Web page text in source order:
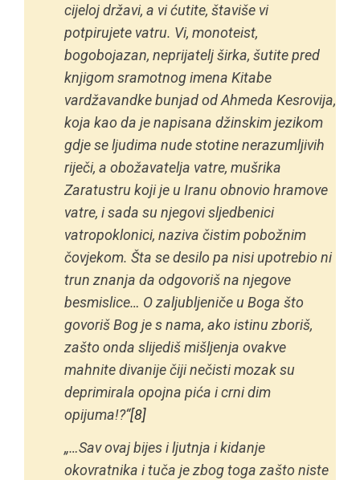
cijeloj državi, a vi ćutite, štaviše vi
potpirujete vatru. Vi, monoteist,
bogobojazan, neprijatelj širka, šutite pred
knjigom sramotnog imena Kitabe
vardžavandke bunjadod Ahmeda Kesrovija,
koja kao da je napisana džinskim jezikom
gdje se ljudima nude stotine nerazumljivih
riječi, a obožavatelja vatre, mušrika
Zaratustru koji je u Iranu obnovio hramove
vatre, i sada su njegovi sljedbenici
vatropoklonici, naziva čistim pobožnim
čovjekom. Šta se desilo pa nisi upotrebio ni
trun znanja da odgovoriš na njegove
besmislice… O zaljubljeniče u Boga što
govoriš Bog je s nama, ako istinu zboriš,
zašto onda slijediš mišljenja ovakve
mahnite divanije čiji nečisti mozak su
deprimirala opojna pića i crni dim
opijuma!?“[8]
„…Sav ovaj bijes i ljutnja i kidanje
okovratnika i tuča je zbog toga zašto niste